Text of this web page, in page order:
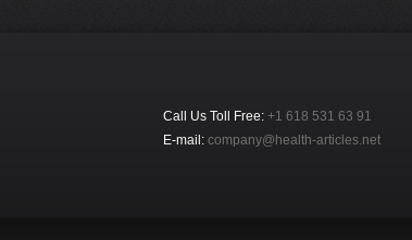
Call Us Toll Free: +1 618 531 63 91
E-mail: company@health-articles.net